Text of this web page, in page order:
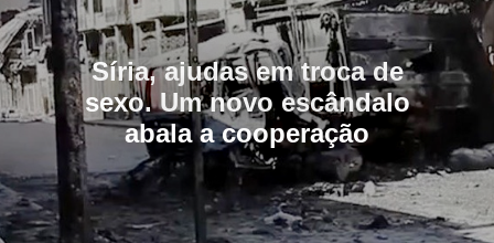
Síria, ajudas em troca de
sexo. Um novo escândalo
abala a cooperação